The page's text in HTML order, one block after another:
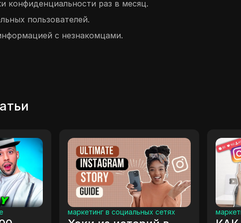
конфиденциальности раз в месяц.
пользователей.
с незнакомцами.
маркетинг в социальных сетях маркетинг в